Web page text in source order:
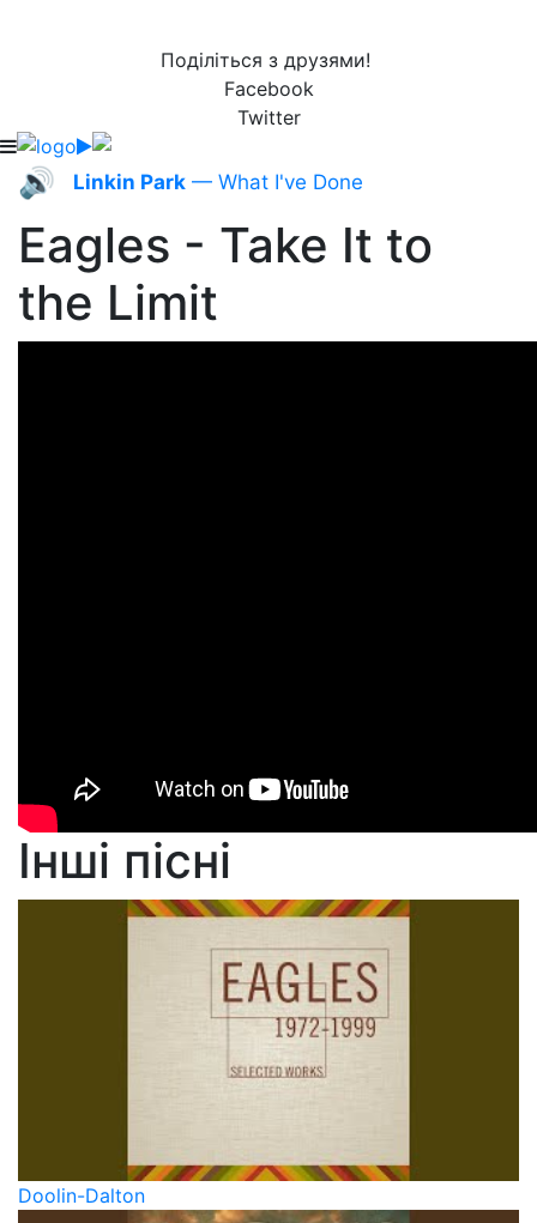
Поділіться з друзями!
Facebook
Twitter
🔊 Linkin Park — What I've Done
Eagles - Take It to
the Limit
Інші пісні
Doolin-Dalton